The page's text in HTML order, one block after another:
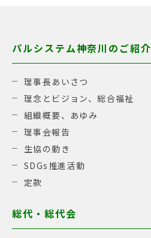
パルシステム神奈川のご紹介
理事長あいさつ
理念とビジョン、総合福祉
組織概要、あゆみ
理事会報告
生協の動き
SDGs推進活動
定款
総代・総代会